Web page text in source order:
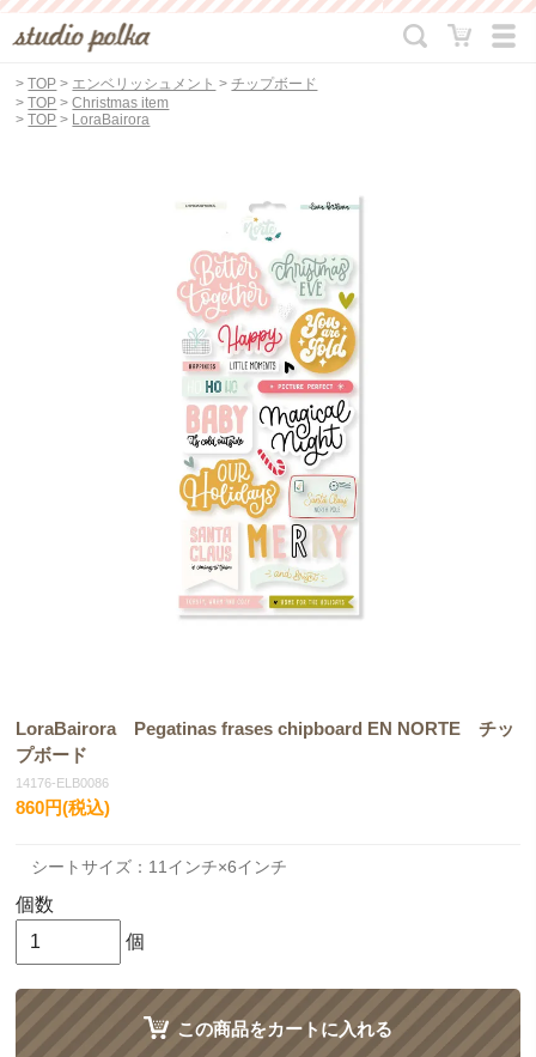
>TOP > エンベリッシュメント >チップボード
>TOP >Christmas item
>TOP > LoraBairora
LoraBairora Pegatinas frases chipboard EN NORTE チッ
プボード
14176-ELB0086
860円(税込)
シートサイズ：11インチ×6インチ
個数
個
この商品をカートに入れる